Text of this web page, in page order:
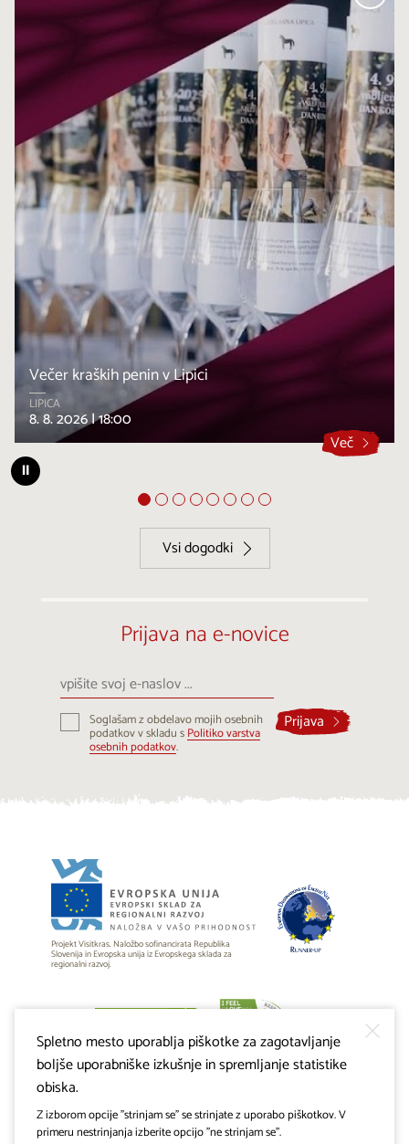
Večer kraških penin v Lipici
LIPICA
8. 8. 2026 |18:00
Več
⏸
Vsi dogodki
Prijava na e-novice
vpišite
svoj
e-
naslovSoglašam z obdelavo mojih osebnih
podatkov v skladu sPolitiko varstva
osebnih podatkov.
Prijava
Projekt Visitkras. Naložbo sofinancirata Republika
Slovenija in Evropska unija iz Evropskega sklada za
regionalni razvoj.
Spletno mesto uporablja piškotke za zagotavljanje
boljše uporabniške izkušnje in spremljanje statistike
obiska.
Z izborom opcije "strinjam se" se strinjate z uporabo piškotkov. V
primeru nestrinjanja izberite opcijo "ne strinjam se".